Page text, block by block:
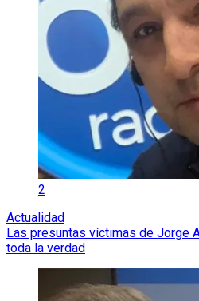
2
Actualidad
Las presuntas víctimas de Jorge
toda la verdad